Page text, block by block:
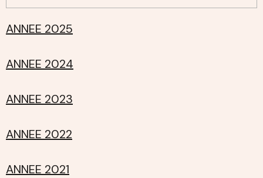
ANNEE 2025
ANNEE 2024
ANNEE 2023
ANNEE 2022
ANNEE 2021